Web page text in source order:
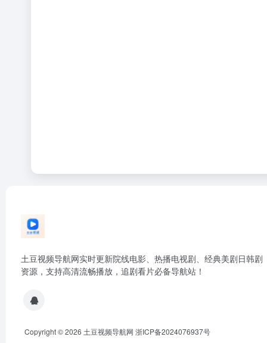
土豆视频导航网实时更新院线电影、热播电视剧、经典美剧日韩剧
资源，支持高清流畅播放，追剧看片必备导航站！
Copyright © 2026 土豆视频导航网 浙ICP备2024076937号